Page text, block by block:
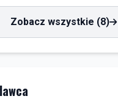
Zobacz wszystkie (8)